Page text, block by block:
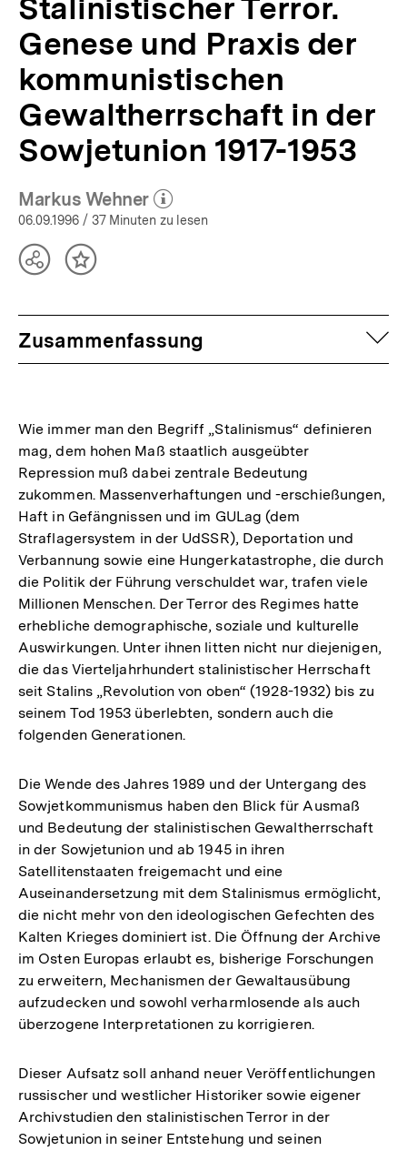
bpb.de
Stalinistischer Terror.
Genese und Praxis der
kommunistischen
Gewaltherrschaft in der
Sowjetunion 1917-1953
Markus Wehner
(Mehr zum Autor)
öffnen
06.09.1996 / 37 Minuten zu lesen
TeilenInhalt
Zusammenfassung
Wie immer man den Begriff „Stalinismus“ definieren
mag, dem hohen Maß staatlich ausgeübter
Repression muß dabei zentrale Bedeutung
zukommen. Massenverhaftungen und -erschießungen,
Haft in Gefängnissen und im GULag (dem
Straflagersystem in der UdSSR), Deportation und
Verbannung sowie eine Hungerkatastrophe, die durch
die Politik der Führung verschuldet war, trafen viele
Millionen Menschen. Der Terror des Regimes hatte
erhebliche demographische, soziale und kulturelle
Auswirkungen. Unter ihnen litten nicht nur diejenigen,
die das Vierteljahrhundert stalinistischer Herrschaft
seit Stalins „Revolution von oben“ (1928-1932) bis zu
seinem Tod 1953 überlebten, sondern auch die
folgenden Generationen.
Die Wende des Jahres 1989 und der Untergang des
Sowjetkommunismus haben den Blick für Ausmaß
und Bedeutung der stalinistischen Gewaltherrschaft
in der Sowjetunion und ab 1945 in ihren
Satellitenstaaten freigemacht und eine
Auseinandersetzung mit dem Stalinismus ermöglicht,
die nicht mehr von den ideologischen Gefechten des
Kalten Krieges dominiert ist. Die Öffnung der Archive
im Osten Europas erlaubt es, bisherige Forschungen
zu erweitern, Mechanismen der Gewaltausübung
aufzudecken und sowohl verharmlosende als auch
überzogene Interpretationen zu korrigieren.
Dieser Aufsatz soll anhand neuer Veröffentlichungen
russischer und westlicher Historiker sowie eigener
Archivstudien den stalinistischen Terror in der
Sowjetunion in seiner Entstehung und seinen